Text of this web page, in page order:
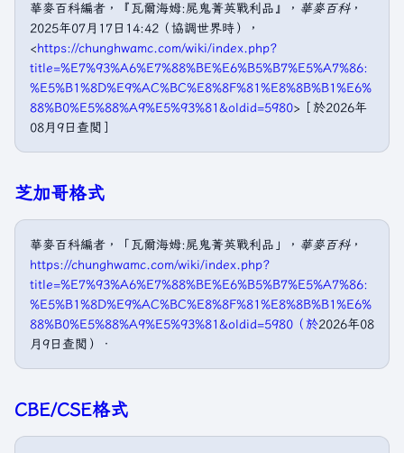
華麥百科編者，『瓦爾海姆:屍鬼菁英戰利品』， 華麥百科，
2025年07月17日14:42（協調世界時），
<https://chunghwamc.com/wiki/index.php?
title=%E7%93%A6%E7%88%BE%E6%B5%B7%E5%A7%86:
%E5%B1%8D%E9%AC%BC%E8%8F%81%E8%8B%B1%E6%
88%B0%E5%88%A9%E5%93%81&oldid=5980>［於2026年
08月9日查閲］
芝加哥格式
華麥百科編者，「瓦爾海姆:屍鬼菁英戰利品」， 華麥百科，
https://chunghwamc.com/wiki/index.php?
title=%E7%93%A6%E7%88%BE%E6%B5%B7%E5%A7%86:
%E5%B1%8D%E9%AC%BC%E8%8F%81%E8%8B%B1%E6%
88%B0%E5%88%A9%E5%93%81&oldid=5980（於2026年08
月9日查閲）．
CBE/CSE格式